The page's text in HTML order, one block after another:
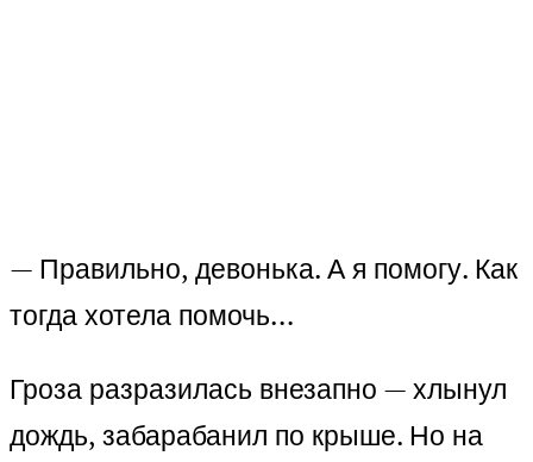
— Правильно, девонька. А я помогу. Как
тогда хотела помочь…
Гроза разразилась внезапно — хлынул
дождь, забарабанил по крыше. Но на